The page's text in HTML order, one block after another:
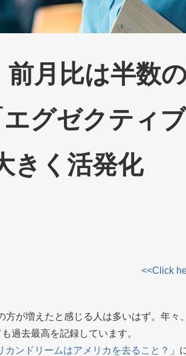
前月比は半数
グゼクティブ
きく活発化
<<Click
方が増えたと感じる人は多いはず。年々
過去最高を記録しています。
カンドリームはアメリカを去ること？ 」